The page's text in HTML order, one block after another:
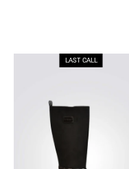
LAST CALL